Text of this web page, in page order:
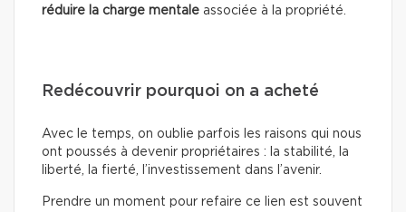
réduire la charge mentale associée à la propriété.
Redécouvrir pourquoi on a acheté
Avec le temps, on oublie parfois les raisons qui nous
ont poussés à devenir propriétaires : la stabilité, la
liberté, la fierté, l’investissement dans l’avenir.
Prendre un moment pour refaire ce lien est souvent